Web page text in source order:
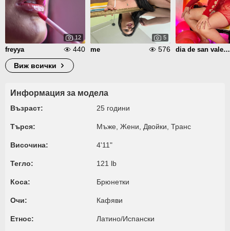
12
freyya 440
5
me 576 dia de san valentin
Виж всички
Информация за модела
Възраст: 25 години
Търся: Мъже, Жени, Двойки, Транс
Височина: 4'11"
Тегло: 121 lb
Коса: Брюнетки
Очи: Кафяви
Етнос: Латино/Испански